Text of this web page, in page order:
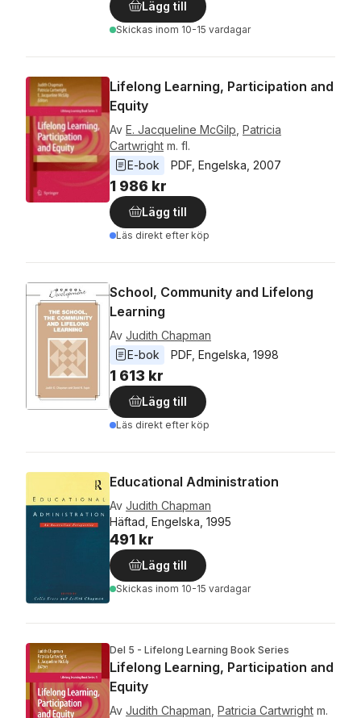
Lägg till
Skickas inom 10-15 vardagar
Lifelong Learning, Participation and
Equity
Av E. Jacqueline McGilp Patricia
Cartwright m. fl.
E-bok
PDF Engelska 2007
1 986 kr
Lägg till
Läs direkt efter köp
School, Community and Lifelong
Learning
Av Judith Chapman
E-bok
PDF Engelska 1998
1 613 kr
Lägg till
Läs direkt efter köp
Educational Administration
Av Judith Chapman
Häftad, Engelska, 1995
491 kr
Lägg till
Skickas inom 10-15 vardagar
Del 5 - Lifelong Learning Book Series
Lifelong Learning, Participation and
Equity
Av Judith Chapman Patricia Cartwright m.